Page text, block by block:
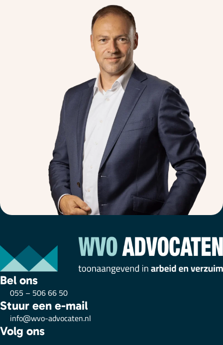
Bel ons
055 – 506 66 50
Stuur een e-mail
info@wvo-advocaten.nl
Volg ons